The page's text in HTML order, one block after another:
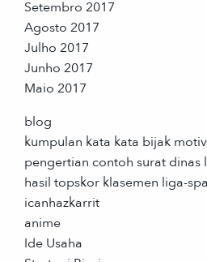
Setembro 2017
Agosto 2017
Julho 2017
Junho 2017
Maio 2017
blog
kumpulan kata kata bijak
pengertian contoh surat dinas
hasil topskor klasemen liga-
icanhazkarrit
anime
Ide Usaha